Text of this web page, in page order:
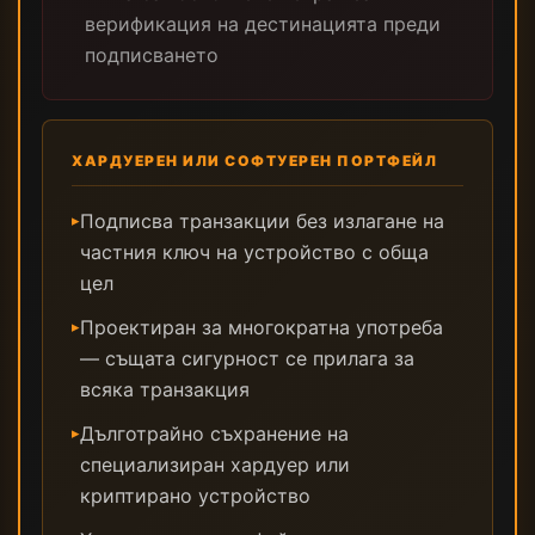
верификация на дестинацията преди
подписването
ХАРДУЕРЕН ИЛИ СОФТУЕРЕН ПОРТФЕЙЛ
▸Подписва транзакции без излагане на
частния ключ на устройство с обща
цел
▸Проектиран за многократна употреба
— същата сигурност се прилага за
всяка транзакция
▸Дълготрайно съхранение на
специализиран хардуер или
криптирано устройство